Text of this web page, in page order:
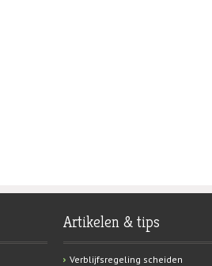
Artikelen & tips
Verblijfsregeling scheiden